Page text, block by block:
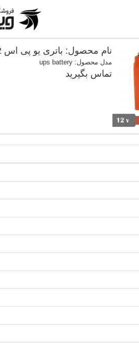
نام محصول: باتری یو پی اس 12 ولت 42 آمپر موریسل
مدل محصول: ups battery
تماس بگیرید